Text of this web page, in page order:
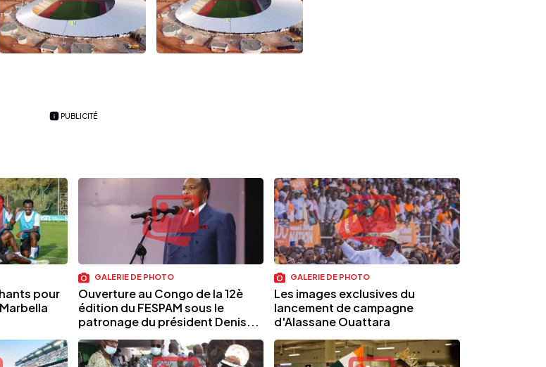
PUBLICITÉ
pour
GALERIE DE PHOTO
Ouverture au Congo de la 12è
édition du FESPAM sous le
patronage du président Denis...
GALERIE DE PHOTO
Les images exclusives du
lancement de campagne
d'Alassane Ouattara